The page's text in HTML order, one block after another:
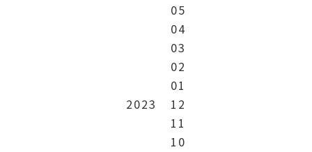
05
04
03
02
01
2023
12
11
10